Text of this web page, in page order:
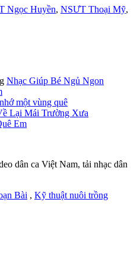
Ngọc Huyền, NSƯT Thoại Mỹ,
Nhạc Giúp Bé Ngủ Ngon
một vùng quê
Lại Mái Trường Xưa
Em
dân ca Việt Nam, tải nhạc dân
Bài , Kỹ thuật nuôi trồng